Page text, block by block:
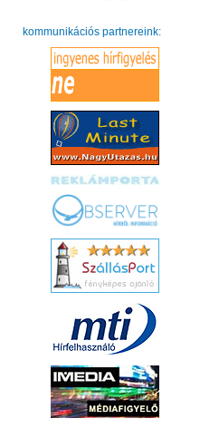
kommunikációs partnereink: